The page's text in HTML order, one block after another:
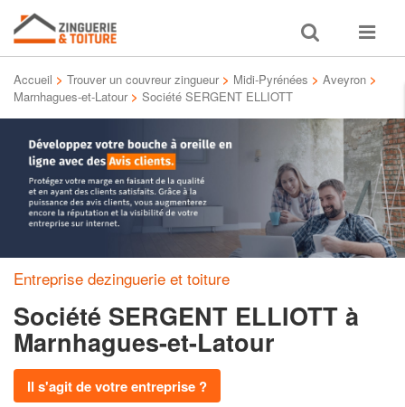
Toggle
search
Toggle
Accueil > Trouver un couvreur zingueur > Midi-Pyrénées > Aveyron >
Marnhagues-et-Latour > Société SERGENT ELLIOTT
Entreprise dezinguerie et toiture
Société SERGENT ELLIOTT à
Marnhagues-et-Latour
Il s'agit de votre entreprise ?